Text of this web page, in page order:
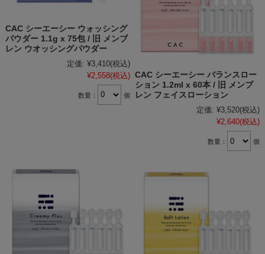
CAC シーエーシー ウォッシング
パウダー 1.1g x 75包 / 旧 メンブ
レン ウオッシングパウダー
定価: ¥3,410(税込)
¥2,558(税込)
数量： 個
CAC シーエーシー バランスロー
ション 1.2ml x 60本 / 旧 メンブ
レン フェイスローション
定価: ¥3,520(税込)
¥2,640(税込)
数量： 個